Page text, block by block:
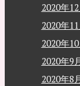
2020年12
2020年11
2020年10
2020年9
2020年8